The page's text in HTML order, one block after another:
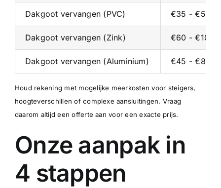
Dakgoot vervangen (PVC) €35 - €55
Dakgoot vervangen (Zink) €60 - €100
Dakgoot vervangen (Aluminium) €45 - €80
Houd rekening met mogelijke meerkosten voor steigers,
hoogteverschillen of complexe aansluitingen. Vraag
daarom altijd een offerte aan voor een exacte prijs.
Onze aanpak in
4 stappen